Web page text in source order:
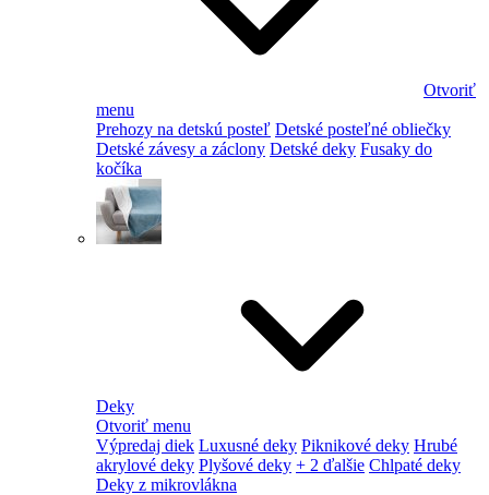
Otvoriť
menu
Prehozy na detskú posteľ Detské posteľné obliečky
Detské závesy a záclony Detské deky Fusaky do
kočíka
Deky
Otvoriť menu
Výpredaj diek Luxusné deky Piknikové deky Hrubé
akrylové deky Plyšové deky + 2 ďalšie Chlpaté deky
Deky z mikrovlákna